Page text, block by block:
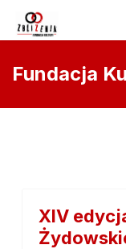
Fundacja
XIV